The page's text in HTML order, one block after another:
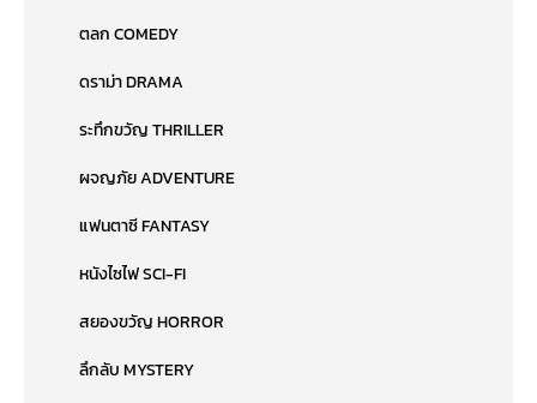
ตลก COMEDY
ดราม่า DRAMA
ระทึกขวัญ THRILLER
ผจญภัย ADVENTURE
แฟนตาซี FANTASY
หนังไซไฟ SCI-FI
สยองขวัญ HORROR
ลึกลับ MYSTERY